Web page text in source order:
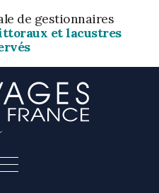
de gestionnaires
et lacustres